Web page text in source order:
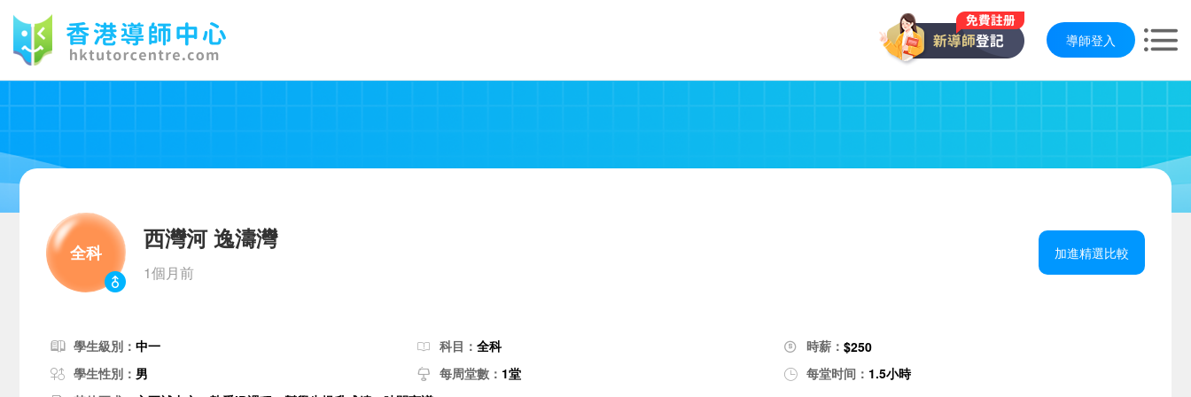
導師登入
全科
西灣河 逸濤灣
1個月前
加進精選比較
學生級別： 中一 科目：全科 時薪： $250
學生性別： 男 每周堂數： 1堂 每堂时间： 1.5小時